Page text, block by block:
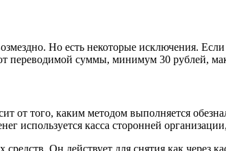
Но есть некоторые исключения.
переводимой суммы, минимум 30 рублей,
от того, каким методом выполняется
используется касса сторонней